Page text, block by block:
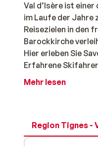
Val d’Isère ist
im Laufe der Jahre
Reisezielen in den
Barockkirche
Hier erleben Sie
Erfahrene
idyllische Täler
Spätestens seit
Mehr lesen
Region Tignes -